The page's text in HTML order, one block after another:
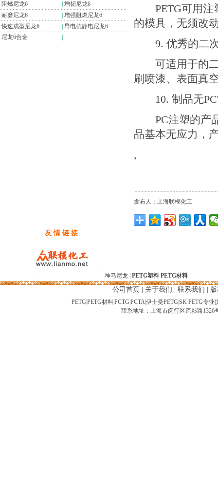
阻燃尼龙6
增韧尼龙6
耐磨尼龙6
增强阻燃尼龙6
快速成型尼龙6
导电抗静电尼龙6
尼龙6合金
PETG可用注
的模具，无须改
9. 优秀的二次
可适用于的二
刷喷漆、表面真
10. 制品无PC
PC注塑的产品
品基本无应力，
,
发布人：上海联模化工
友 情 链 接
神马尼龙 PETG塑料 PETG材料
公司首页 关于我们 联系我们
PETG|PETG材料|PCTG|PCTA|伊士曼PETG|SK PETG专
联系地址：上海市闵行区疏影路1326